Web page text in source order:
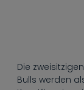
Die
Bulls werden